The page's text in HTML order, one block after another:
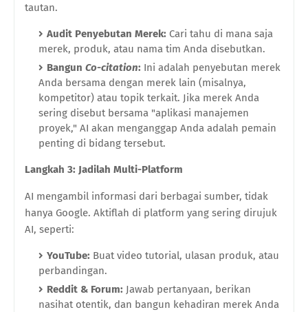
tautan.
Audit Penyebutan Merek: Cari tahu di mana saja
merek, produk, atau nama tim Anda disebutkan.
Bangun Co-citation: Ini adalah penyebutan merek
Anda bersama dengan merek lain (misalnya,
kompetitor) atau topik terkait. Jika merek Anda
sering disebut bersama "aplikasi manajemen
proyek," AI akan menganggap Anda adalah pemain
penting di bidang tersebut.
Langkah 3: Jadilah Multi-Platform
AI mengambil informasi dari berbagai sumber, tidak
hanya Google. Aktiflah di platform yang sering dirujuk
AI, seperti:
YouTube: Buat video tutorial, ulasan produk, atau
perbandingan.
Reddit & Forum: Jawab pertanyaan, berikan
nasihat otentik, dan bangun kehadiran merek Anda